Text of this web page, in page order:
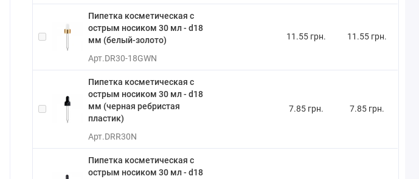
Пипетка косметическая с
острым носиком 30 мл - d18
мм (белый-золото)
Арт.DR30-18GWN
11.55 грн. 11.55 грн.
Пипетка косметическая с
острым носиком 30 мл - d18
мм (черная ребристая
пластик)
Арт.DRR30N
7.85 грн. 7.85 грн.
Пипетка косметическая с
острым носиком 30 мл - d18